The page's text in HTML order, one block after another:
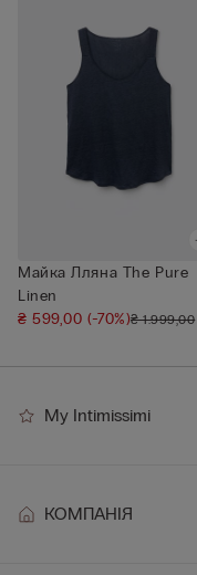
Майка Лляна The Pure
Linen
₴ 599,00(-70%)₴ 1.999,00
My Intimissimi
КОМПАНІЯ